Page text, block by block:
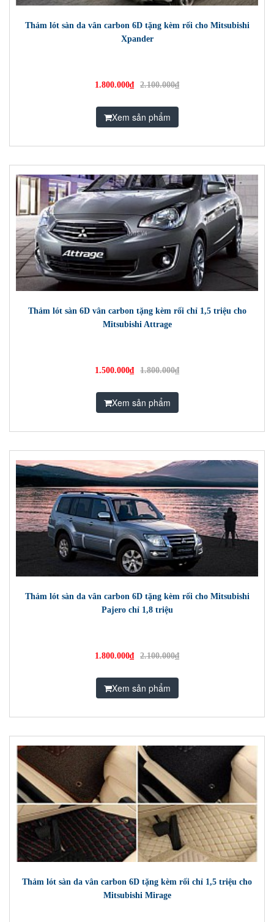
Thảm lót sàn da vân carbon 6D tặng kèm rối cho Mitsubishi
Xpander
1.800.000₫ 2.100.000₫
Xem sản phẩm
Thảm lót sàn 6D vân carbon tặng kèm rối chỉ 1,5 triệu cho
Mitsubishi Attrage
1.500.000₫ 1.800.000₫
Xem sản phẩm
Thảm lót sàn da vân carbon 6D tặng kèm rối cho Mitsubishi
Pajero chỉ 1,8 triệu
1.800.000₫ 2.100.000₫
Xem sản phẩm
Thảm lót sàn da vân carbon 6D tặng kèm rối chỉ 1,5 triệu cho
Mitsubishi Mirage